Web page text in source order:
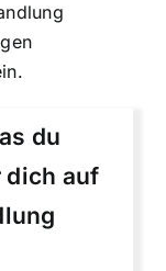
du
dich auf